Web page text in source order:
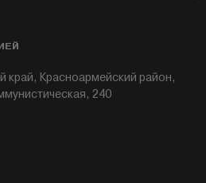
край, Красноармейский район,
240